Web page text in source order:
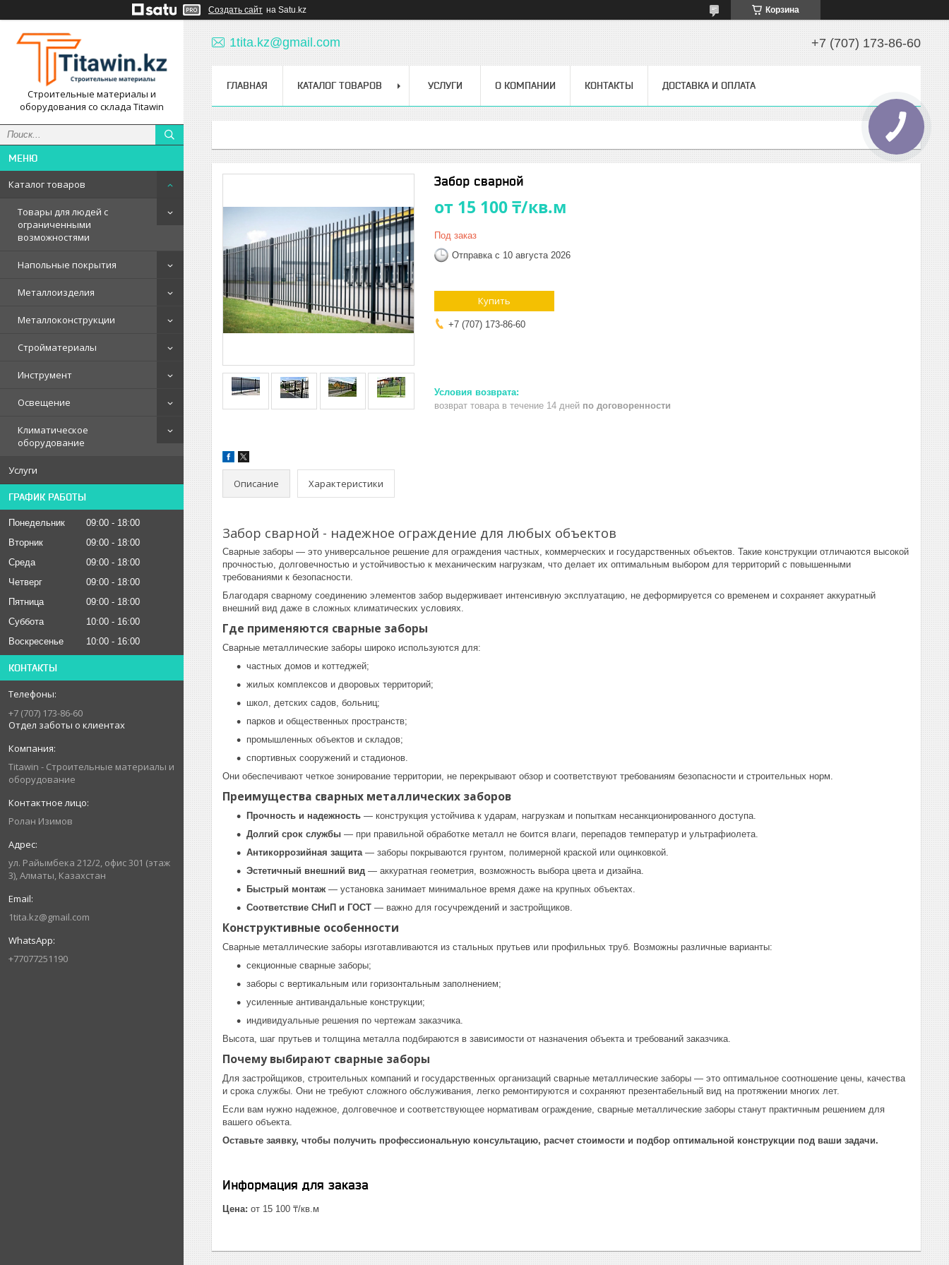
Создать сайт на Satu.kz Корзина
Строительные материалы и
оборудования со склада Titawin
Каталог товаров
Товары для людей с
ограниченными
возможностями
Напольные покрытия
Металлоизделия
Металлоконструкции
Стройматериалы
Инструмент
Освещение
Климатическое
оборудование
Услуги
ГРАФИК РАБОТЫ
Понедельник 09:00
18:00
Вторник
09:00
18:00
Среда
09:00
18:00
Четверг
09:00
18:00
Пятница
09:00
18:00
Суббота
10:00
16:00
Воскресенье
10:00 16:00
КОНТАКТЫ
+7 (707) 173-86-60
Отдел заботы о клиентах
Titawin - Строительные материалы и
оборудование
Ролан Изимов
ул. Райымбека 212/2, офис 301 (этаж
3), Алматы, Казахстан
1tita.kz@gmail.com
+77077251190
1tita.kz@gmail.com +7 (707) 173-86-60
ГЛАВНАЯ КАТАЛОГ ТОВАРОВ УСЛУГИ О КОМПАНИИ КОНТАКТЫ ДОСТАВКА И ОПЛАТА
Забор сварной
от 15 100 ₸/кв.м
Под заказ
Отправка с 10 августа 2026
Купить
+7 (707) 173-86-60
возврат товара в течение 14 дней по договоренности
Описание Характеристики
Забор сварной - надежное ограждение для любых объектов
Сварные заборы — это универсальное решение для ограждения частных, коммерческих и государственных объектов. Такие конструкции отличаются высокой
прочностью, долговечностью и устойчивостью к механическим нагрузкам, что делает их оптимальным выбором для территорий с повышенными
требованиями к безопасности.
Благодаря сварному соединению элементов забор выдерживает интенсивную эксплуатацию, не деформируется со временем и сохраняет аккуратный
внешний вид даже в сложных климатических условиях.
Где применяются сварные заборы
Сварные металлические заборы широко используются для:
частных домов и коттеджей;
жилых комплексов и дворовых территорий;
школ, детских садов, больниц;
парков и общественных пространств;
промышленных объектов и складов;
спортивных сооружений и стадионов.
Они обеспечивают четкое зонирование территории, не перекрывают обзор и соответствуют требованиям безопасности и строительных норм.
Преимущества сварных металлических заборов
Прочность и надежность — конструкция устойчива к ударам, нагрузкам и попыткам несанкционированного доступа.
Долгий срок службы — при правильной обработке металл не боится влаги, перепадов температур и ультрафиолета.
Антикоррозийная защита— заборы покрываются грунтом, полимерной краской или оцинковкой.
Эстетичный внешний вид — аккуратная геометрия, возможность выбора цвета и дизайна.
Быстрый монтаж — установка занимает минимальное время даже на крупных объектах.
Соответствие СНиП и ГОСТ — важно для госучреждений и застройщиков.
Конструктивные особенности
Сварные металлические заборы изготавливаются из стальных прутьев или профильных труб. Возможны различные варианты:
секционные сварные заборы;
заборы с вертикальным или горизонтальным заполнением;
усиленные антивандальные конструкции;
индивидуальные решения по чертежам заказчика.
Высота, шаг прутьев и толщина металла подбираются в зависимости от назначения объекта и требований заказчика.
Почему выбирают сварные заборы
Для застройщиков, строительных компаний и государственных организаций сварные металлические заборы — это оптимальное соотношение цены, качества
и срока службы. Они не требуют сложного обслуживания, легко ремонтируются и сохраняют презентабельный вид на протяжении многих лет.
Если вам нужно надежное, долговечное и соответствующее нормативам ограждение, сварные металлические заборы станут практичным решением для
вашего объекта.
Оставьте заявку, чтобы получить профессиональную консультацию, расчет стоимости и подбор оптимальной конструкции под ваши задачи.
Информация для заказа
Цена: от 15 100 ₸/кв.м